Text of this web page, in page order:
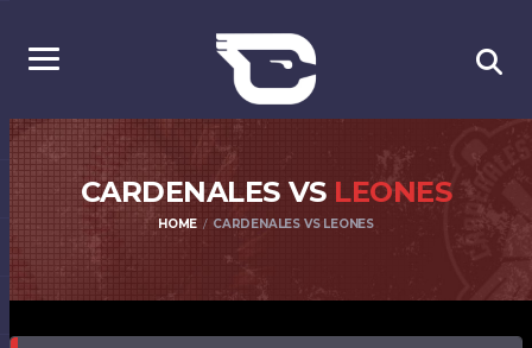
CARDENALES VS LEONES
HOME CARDENALES VS LEONES